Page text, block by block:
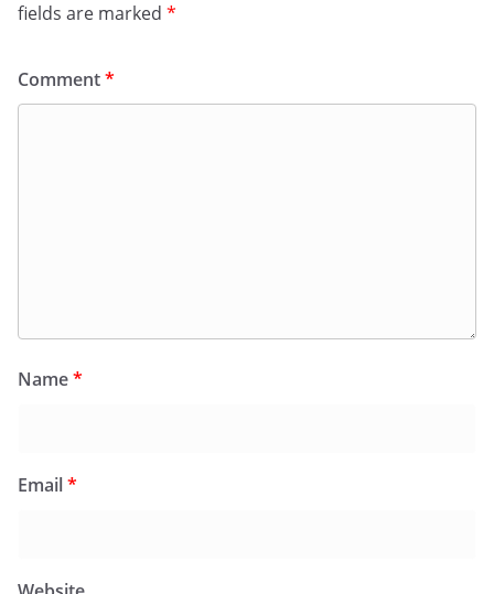
fields are marked *
Comment*
Name*
Email*